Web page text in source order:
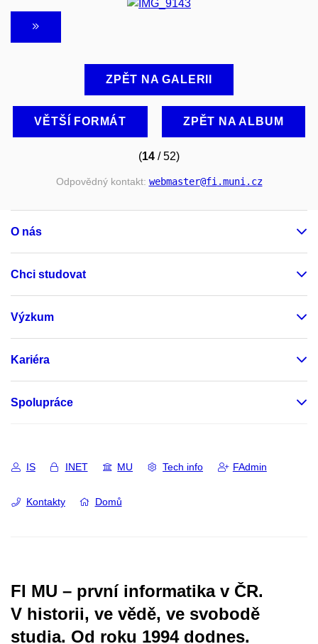
ZPĚT NA GALERII
VĚTŠÍ FORMÁT ZPĚT NA ALBUM
(14 / 52)
Odpovědný kontakt: webmaster@fi.muni.cz
O nás
Chci studovat
Výzkum
Kariéra
Spolupráce
IS INET MU Tech info FAdmin
Kontakty Domů
FI MU – první informatika v ČR.
V historii, ve vědě, ve svobodě
studia. Od roku 1994 dodnes.